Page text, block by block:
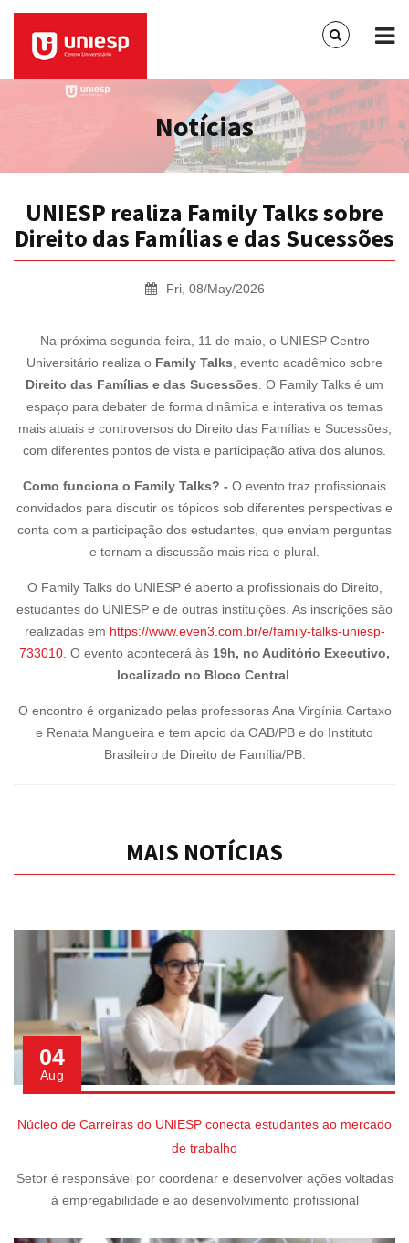
Notícias
UNIESP realiza Family Talks sobre
Direito das Famílias e das Sucessões
Fri, 08/May/2026
Na próxima segunda-feira, 11 de maio, o UNIESP Centro
Universitário realiza o Family Talks , evento acadêmico sobre
Direito das Famílias e das Sucessões . O Family Talks é um
espaço para debater de forma dinâmica e interativa os temas
mais atuais e controversos do Direito das Famílias e Sucessões,
com diferentes pontos de vista e participação ativa dos alunos.
Como funciona o Family Talks? - O evento traz profissionais
convidados para discutir os tópicos sob diferentes perspectivas e
conta com a participação dos estudantes, que enviam perguntas
e tornam a discussão mais rica e plural.
O Family Talks do UNIESP é aberto a profissionais do Direito,
estudantes do UNIESP e de outras instituições. As inscrições são
realizadas em https://www.even3.com.br/e/family-talks-uniesp-
733010 . O evento acontecerá às 19h, no Auditório Executivo,
localizado no Bloco Central
O encontro é organizado pelas professoras Ana Virgínia Cartaxo
e Renata Mangueira e tem apoio da OAB/PB e do Instituto
Brasileiro de Direito de Família/PB.
MAIS NOTÍCIAS
04
Aug
Núcleo de Carreiras do UNIESP conecta estudantes ao mercado
de trabalho
Setor é responsável por coordenar e desenvolver ações voltadas
à empregabilidade e ao desenvolvimento profissional